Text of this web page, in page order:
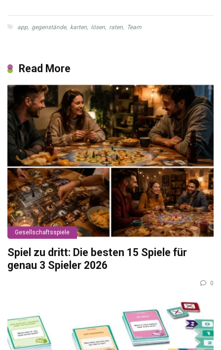
app, gegenstände, karten, lösen, raten, Team
Read More
Gesellschaftsspiele
Spiel zu dritt: Die besten 15 Spiele für
genau 3 Spieler 2026
0